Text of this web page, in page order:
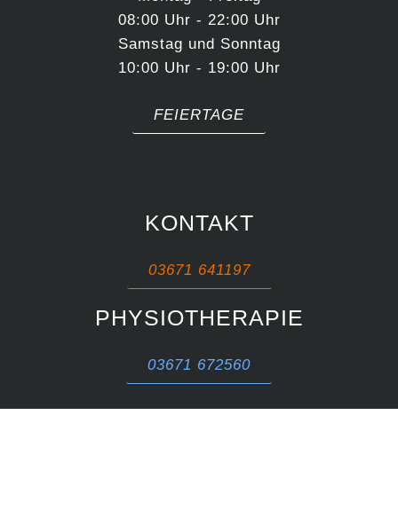
08:00 Uhr - 22:00 Uhr
Samstag und Sonntag
10:00 Uhr - 19:00 Uhr
FEIERTAGE
KONTAKT
03671 641197
PHYSIOTHERAPIE
03671 672560